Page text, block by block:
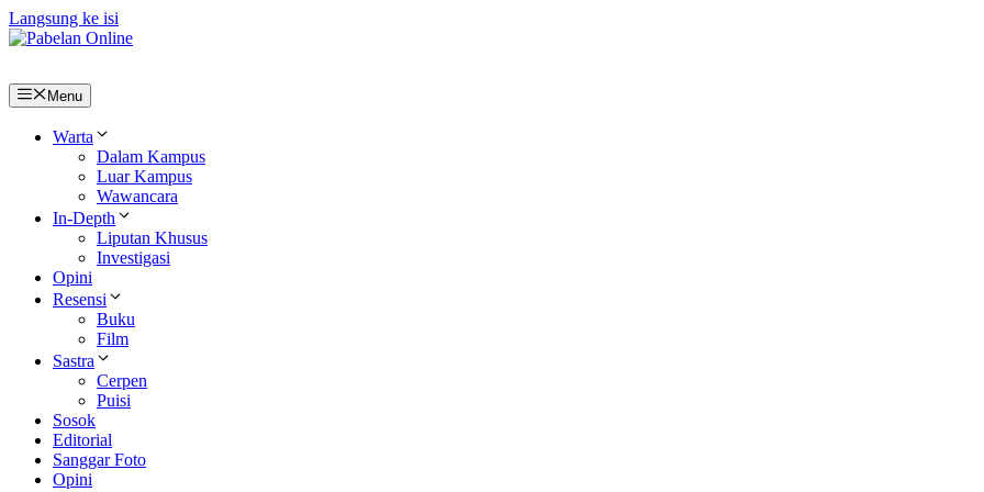
Langsung ke isi
Menu
Warta
Dalam Kampus
Luar Kampus
Wawancara
In-Depth
Liputan Khusus
Investigasi
Opini
Resensi
Buku
Film
Sastra
Cerpen
Puisi
Sosok
Editorial
Sanggar Foto
Opini